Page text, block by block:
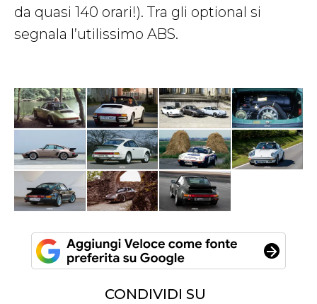
da quasi 140 orari!). Tra gli optional si
segnala l’utilissimo ABS.
CONDIVIDI SU